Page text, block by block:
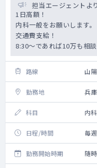
担当エージェントより
1日高額！
内科一般をお願いします。
交通費支給！
8:30～であれば10万も相
路線 山
勤務地 兵
科目 内科
日程/時間 毎
勤務開始時期 随時